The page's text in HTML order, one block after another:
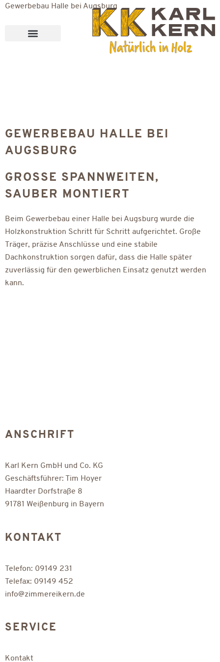
Gewerbebau Halle bei Augsburg
GEWERBEBAU HALLE BEI
AUGSBURG
GROSSE SPANNWEITEN, S
AUBER MONTIERT
Beim Gewerbebau einer Halle bei Augsburg wurde die
Holzkonstruktion Schritt für Schritt aufgerichtet. Große
Träger, präzise Anschlüsse und eine stabile
Dachkonstruktion sorgen dafür, dass die Halle später
zuverlässig für den gewerblichen Einsatz genutzt werden
kann.
ANSCHRIFT
Karl Kern GmbH und Co. KG
Geschäftsführer: Tim Hoyer
Haardter Dorfstraße 8
91781 Weißenburg in Bayern
KONTAKT
Telefon: 09149 231
Telefax: 09149 452
info@zimmereikern.de
SERVICE
Kontakt